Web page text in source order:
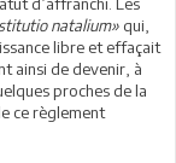
d’affranchi. Les
natalium» qui,
libre et effaçait
ainsi de devenir, à
proches de la
ce règlement